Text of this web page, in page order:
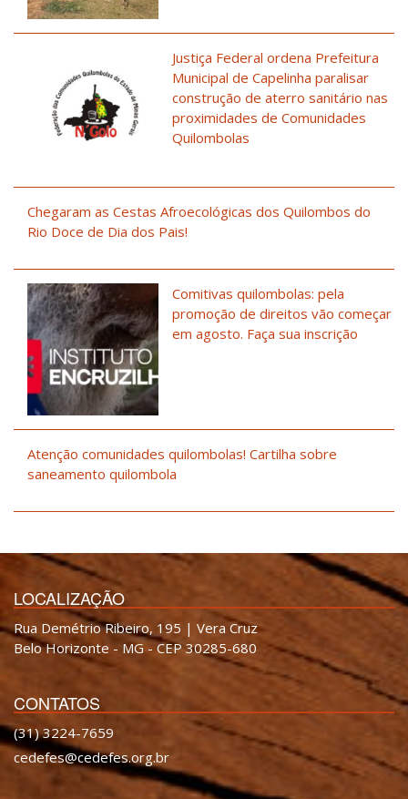
Justiça Federal ordena Prefeitura
Municipal de Capelinha paralisar
construção de aterro sanitário nas
proximidades de Comunidades
Quilombolas
Chegaram as Cestas Afroecológicas dos Quilombos do
Rio Doce de Dia dos Pais!
Comitivas quilombolas: pela
promoção de direitos vão começar
em agosto. Faça sua inscrição
Atenção comunidades quilombolas! Cartilha sobre
saneamento quilombola
LOCALIZAÇÃO
Rua Demétrio Ribeiro, 195 | Vera Cruz
Belo Horizonte - MG - CEP 30285-680
CONTATOS
(31) 3224-7659
cedefes@cedefes.org.br